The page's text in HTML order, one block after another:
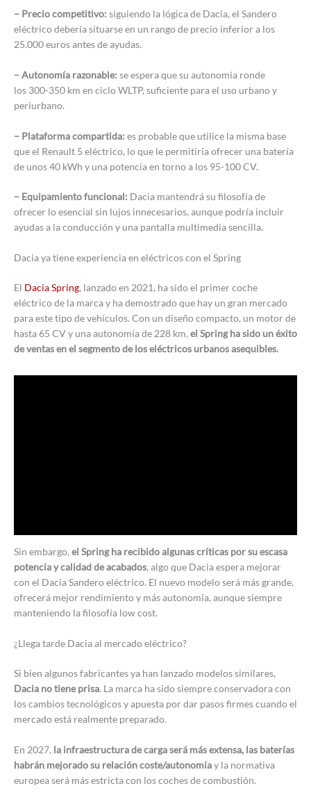
– Precio competitivo: siguiendo la lógica de Dacia, el Sandero
eléctrico debería situarse en un rango de precio inferior a los
25.000 euros antes de ayudas.
– Autonomía razonable: se espera que su autonomía ronde
los 300-350 km en ciclo WLTP, suficiente para el uso urbano y
periurbano.
– Plataforma compartida: es probable que utilice la misma base
que el Renault 5 eléctrico, lo que le permitiría ofrecer una batería
de unos 40 kWh y una potencia en torno a los 95-100 CV.
– Equipamiento funcional: Dacia mantendrá su filosofía de
ofrecer lo esencial sin lujos innecesarios, aunque podría incluir
ayudas a la conducción y una pantalla multimedia sencilla.
Dacia ya tiene experiencia en eléctricos con el Spring
El Dacia Spring, lanzado en 2021, ha sido el primer coche
eléctrico de la marca y ha demostrado que hay un gran mercado
para este tipo de vehículos. Con un diseño compacto, un motor de
hasta 65 CV y una autonomía de 228 km, el Spring ha sido un éxito
de ventas en el segmento de los eléctricos urbanos asequibles.
Sin embargo,el Spring ha recibido algunas críticas por su escasa
potencia y calidad de acabados, algo que Dacia espera mejorar
con el Dacia Sandero eléctrico. El nuevo modelo será más grande,
ofrecerá mejor rendimiento y más autonomía, aunque siempre
manteniendo la filosofía low cost.
¿Llega tarde Dacia al mercado eléctrico?
Si bien algunos fabricantes ya han lanzado modelos similares,
Dacia no tiene prisa. La marca ha sido siempre conservadora con
los cambios tecnológicos y apuesta por dar pasos firmes cuando el
mercado está realmente preparado.
En 2027, la infraestructura de carga será más extensa, las baterías
habrán mejorado su relación coste/autonomíay la normativa
europea será más estricta con los coches de combustión.